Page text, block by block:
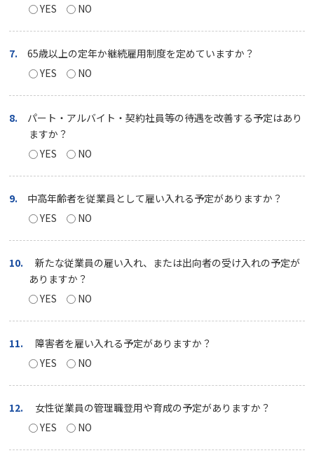
YES
NO
7.
65歳以上の定年か継続雇用制度を定めていますか？
YES
NO
8.
パート・アルバイト・契約社員等の待遇を改善する予定はあり
ますか？
YES
NO
9.
中高年齢者を従業員として雇い入れる予定がありますか？
YES
NO
10.
新たな従業員の雇い入れ、または出向者の受け入れの予定が
ありますか？
YES
NO
11.
障害者を雇い入れる予定がありますか？
YES
NO
12.
女性従業員の管理職登用や育成の予定がありますか？
YES
NO